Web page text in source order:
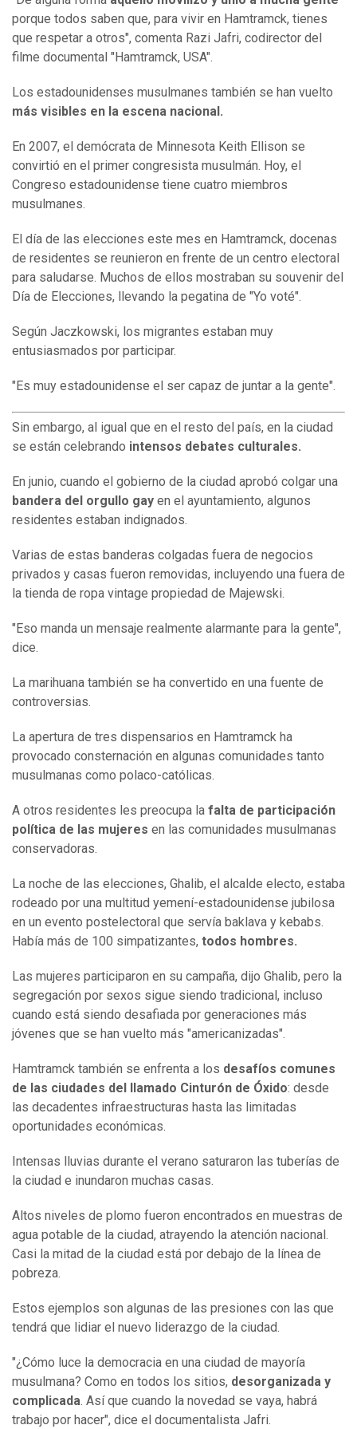
porque todos saben que, para vivir en Hamtramck, tienes
que respetar a otros", comenta Razi Jafri, codirector del
filme documental "Hamtramck, USA".
Los estadounidenses musulmanes también se han vuelto
más visibles en la escena nacional.
En 2007, el demócrata de Minnesota Keith Ellison se
convirtió en el primer congresista musulmán. Hoy, el
Congreso estadounidense tiene cuatro miembros
musulmanes.
El día de las elecciones este mes en Hamtramck, docenas
de residentes se reunieron en frente de un centro electoral
para saludarse. Muchos de ellos mostraban su souvenir del
Día de Elecciones, llevando la pegatina de "Yo voté".
Según Jaczkowski, los migrantes estaban muy
entusiasmados por participar.
"Es muy estadounidense el ser capaz de juntar a la gente".
Sin embargo, al igual que en el resto del país, en la ciudad
se están celebrando intensos debates culturales.
En junio, cuando el gobierno de la ciudad aprobó colgar una
bandera del orgullo gay en el ayuntamiento, algunos
residentes estaban indignados.
Varias de estas banderas colgadas fuera de negocios
privados y casas fueron removidas, incluyendo una fuera de
la tienda de ropa vintage propiedad de Majewski.
"Eso manda un mensaje realmente alarmante para la gente",
dice.
La marihuana también se ha convertido en una fuente de
controversias.
La apertura de tres dispensarios en Hamtramck ha
provocado consternación en algunas comunidades tanto
musulmanas como polaco-católicas.
A otros residentes les preocupa la falta de participación
política de las mujeres en las comunidades musulmanas
conservadoras.
La noche de las elecciones, Ghalib, el alcalde electo, estaba
rodeado por una multitud yemení-estadounidense jubilosa
en un evento postelectoral que servía baklava y kebabs.
Había más de 100 simpatizantes, todos hombres.
Las mujeres participaron en su campaña, dijo Ghalib, pero la
segregación por sexos sigue siendo tradicional, incluso
cuando está siendo desafiada por generaciones más
jóvenes que se han vuelto más "americanizadas".
Hamtramck también se enfrenta a los desafíos comunes
de las ciudades del llamado Cinturón de Óxido: desde
las decadentes infraestructuras hasta las limitadas
oportunidades económicas.
Intensas lluvias durante el verano saturaron las tuberías de
la ciudad e inundaron muchas casas.
Altos niveles de plomo fueron encontrados en muestras de
agua potable de la ciudad, atrayendo la atención nacional.
Casi la mitad de la ciudad está por debajo de la línea de
pobreza.
Estos ejemplos son algunas de las presiones con las que
tendrá que lidiar el nuevo liderazgo de la ciudad.
"¿Cómo luce la democracia en una ciudad de mayoría
musulmana? Como en todos los sitios, desorganizada y
complicada. Así que cuando la novedad se vaya, habrá
trabajo por hacer", dice el documentalista Jafri.